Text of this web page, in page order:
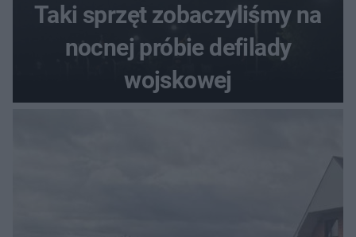
Taki sprzęt zobaczyliśmy na
nocnej próbie defilady
wojskowej